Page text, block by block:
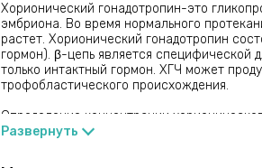
Хорионический гонадотропин-это
эмбриона. Во время нормального
растет. Хорионический гонадотропин
гормон). β-цепь является специфической
только интактный гормон. ХГЧ может
трофобластического происхождения.
Определение концентрации
диагностики и наблюдения за
Развернуть